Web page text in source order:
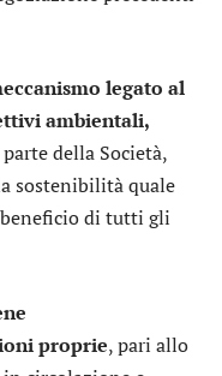
legato al
ambientali,
della Società,
sostenibilità quale
di tutti gli
proprie, pari allo